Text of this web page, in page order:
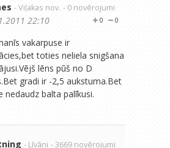
- Viļakas nov. - 0 novērojumi
0
0
22:10
vakarpuse ir
toties neliela snigšana
lēns pūš no D
gradi ir -2,5 aukstuma.Bet
nedaudz balta palīkusi.
- Līvāni - 3669 novērojumi